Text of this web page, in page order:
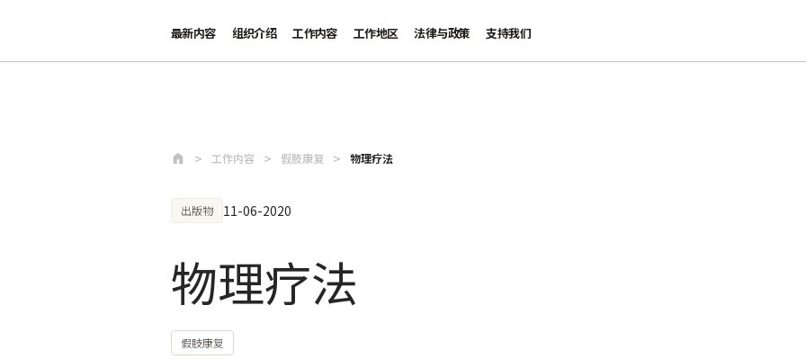
最新内容 组织介绍 工作内容 工作地区 法律与政策 支持我们
工作内容 假肢康复 物理疗法
出版物 11-06-2020
物理疗法
假肢康复